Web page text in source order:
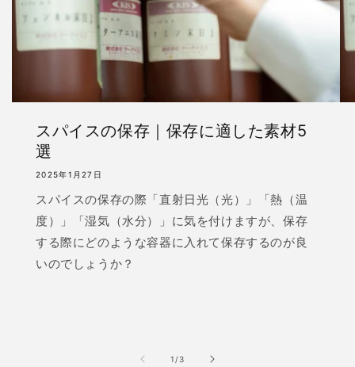
スパイスの保存｜保存に適した素材5
選
2025年1月27日
スパイスの保存の際「直射日光（光）」「熱（温
度）」「湿気（水分）」に気を付けますが、保存
する際にどのような容器に入れて保存するのが良
いのでしょうか？
1 /の
3